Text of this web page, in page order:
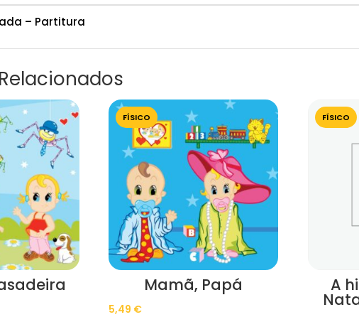
– Partitura
FÍSICO
Mamã, Papá
5,49 €
FÍSICO
A